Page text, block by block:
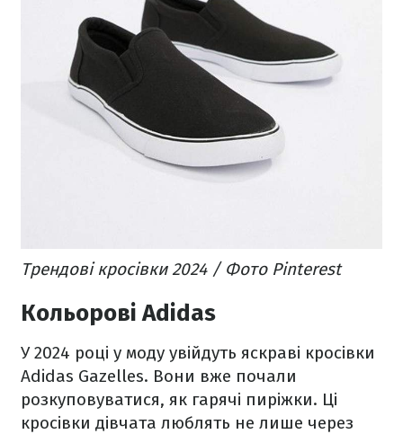
Трендові кросівки 2024 / Фото Pinterest
Кольорові Adidas
У 2024 році у моду увійдуть яскраві кросівки
Adidas Gazelles. Вони вже почали
розкуповуватися, як гарячі пиріжки. Ці
кросівки дівчата люблять не лише через